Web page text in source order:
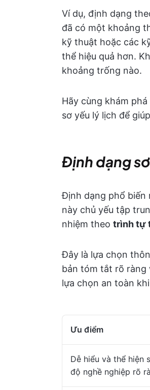
Ví dụ, định dạng
đã có một khoảng
kỹ thuật hoặc các
thể hiệu quả hơn.
khoảng trống nào.
Hãy cùng khám
sơ yếu lý lịch để
Định dạng
Định dạng phổ biến
này chủ yếu tập
nhiệm theo trình tự
Đây là lựa chọn
bản tóm tắt rõ ràng
lựa chọn an toàn
Ưu điểm
Dễ hiểu và thể hiện
độ nghề nghiệp rõ